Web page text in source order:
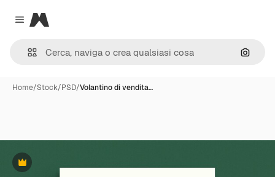
Close menu
Magnific
Cerca
Home/Stock/PSD/Volantino di vendita…
Premium